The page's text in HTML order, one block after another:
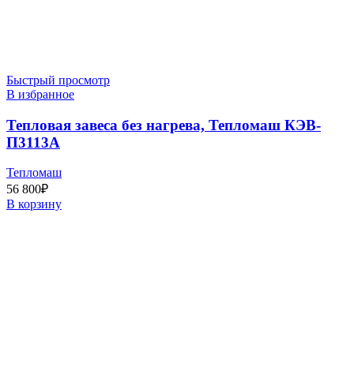
Быстрый просмотр
В избранное
Тепловая завеса без нагрева, Тепломаш КЭВ-
П3113А
Тепломаш
56 800₽
В корзину